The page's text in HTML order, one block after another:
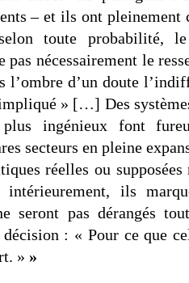
– et ils ont pleinement
toute probabilité,
pas nécessairement le
l’ombre d’un doute
» […] Des
ingénieux font
secteurs en pleine
réelles ou
ils
seront pas dérangés
: « Pour ce que
» »